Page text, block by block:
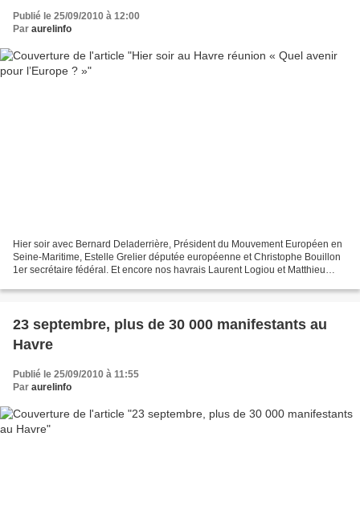
Publié le 25/09/2010 à 12:00
Par aurelinfo
Hier soir avec Bernard Deladerrière, Président du Mouvement Européen en
Seine-Maritime, Estelle Grelier députée européenne et Christophe Bouillon
1er secrétaire fédéral. Et encore nos havrais Laurent Logiou et Matthieu
23 septembre, plus de 30 000 manifestants au
Havre
Publié le 25/09/2010 à 11:55
Par aurelinfo